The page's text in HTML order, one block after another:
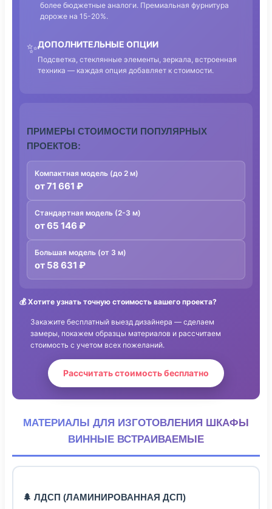
более бюджетные аналоги. Премиальная фурнитура
дороже на 15-20%.
✨ДОПОЛНИТЕЛЬНЫЕ ОПЦИИ
Подсветка, стеклянные элементы, зеркала, встроенная
техника — каждая опция добавляет к стоимости.
ПРИМЕРЫ СТОИМОСТИ ПОПУЛЯРНЫХ
ПРОЕКТОВ:
Компактная модель (до 2 м)
от 71 661 ₽
Стандартная модель (2-3 м)
от 65 146 ₽
Большая модель (от 3 м)
от 58 631 ₽
💰Хотите узнать точную стоимость вашего проекта?
Закажите бесплатный выезд дизайнера — сделаем
замеры, покажем образцы материалов и рассчитаем
стоимость с учетом всех пожеланий.
Рассчитать стоимость бесплатно
МАТЕРИАЛЫ ДЛЯ ИЗГОТОВЛЕНИЯ ШКАФЫ
ВИННЫЕ ВСТРАИВАЕМЫЕ
🌲 ЛДСП (ЛАМИНИРОВАННАЯ ДСП)